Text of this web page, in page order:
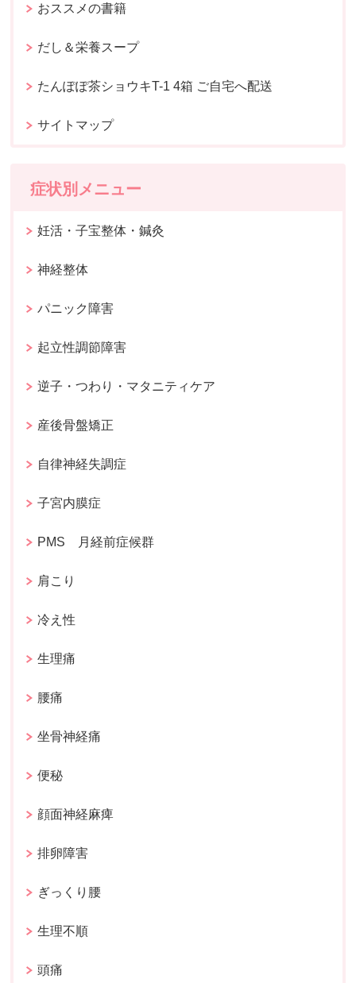
おススメの書籍
だし＆栄養スープ
たんぽぽ茶ショウキT-1 4箱 ご自宅へ配送
サイトマップ
症状別メニュー
妊活・子宝整体・鍼灸
神経整体
パニック障害
起立性調節障害
逆子・つわり・マタニティケア
産後骨盤矯正
自律神経失調症
子宮内膜症
PMS 月経前症候群
肩こり
冷え性
生理痛
腰痛
坐骨神経痛
便秘
顔面神経麻痺
排卵障害
ぎっくり腰
生理不順
頭痛